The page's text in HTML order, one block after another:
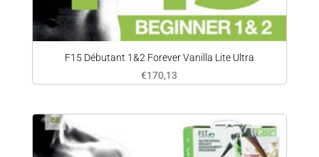
F15 Débutant 1&2 Forever Vanilla Lite Ultra
€170,13